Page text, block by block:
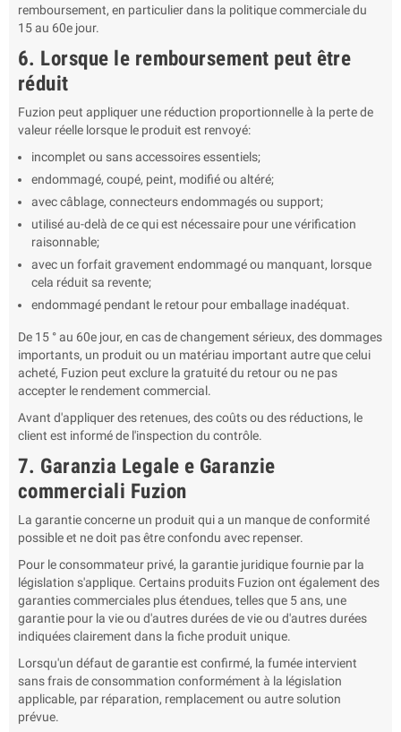
remboursement, en particulier dans la politique commerciale du
15 au 60e jour.
6. Lorsque le remboursement peut être
réduit
Fuzion peut appliquer une réduction proportionnelle à la perte de
valeur réelle lorsque le produit est renvoyé:
incomplet ou sans accessoires essentiels;
endommagé, coupé, peint, modifié ou altéré;
avec câblage, connecteurs endommagés ou support;
utilisé au-delà de ce qui est nécessaire pour une vérification
raisonnable;
avec un forfait gravement endommagé ou manquant, lorsque
cela réduit sa revente;
endommagé pendant le retour pour emballage inadéquat.
De 15 ° au 60e jour, en cas de changement sérieux, des dommages
importants, un produit ou un matériau important autre que celui
acheté, Fuzion peut exclure la gratuité du retour ou ne pas
accepter le rendement commercial.
Avant d'appliquer des retenues, des coûts ou des réductions, le
client est informé de l'inspection du contrôle.
7. Garanzia Legale e Garanzie
commerciali Fuzion
La garantie concerne un produit qui a un manque de conformité
possible et ne doit pas être confondu avec repenser.
Pour le consommateur privé, la garantie juridique fournie par la
législation s'applique. Certains produits Fuzion ont également des
garanties commerciales plus étendues, telles que 5 ans, une
garantie pour la vie ou d'autres durées de vie ou d'autres durées
indiquées clairement dans la fiche produit unique.
Lorsqu'un défaut de garantie est confirmé, la fumée intervient
sans frais de consommation conformément à la législation
applicable, par réparation, remplacement ou autre solution
prévue.